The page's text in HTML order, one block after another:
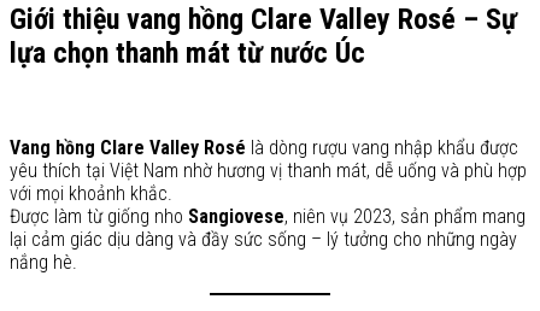
Giới thiệu vang hồng Clare Valley Rosé – Sự
lựa chọn thanh mát từ nước Úc
Vang hồng Clare Valley Rosé là dòng rượu vang nhập khẩu được
yêu thích tại Việt Nam nhờ hương vị thanh mát, dễ uống và phù hợp
với mọi khoảnh khắc.
Được làm từ giống nho Sangiovese, niên vụ 2023, sản phẩm mang
lại cảm giác dịu dàng và đầy sức sống – lý tưởng cho những ngày
nắng hè.